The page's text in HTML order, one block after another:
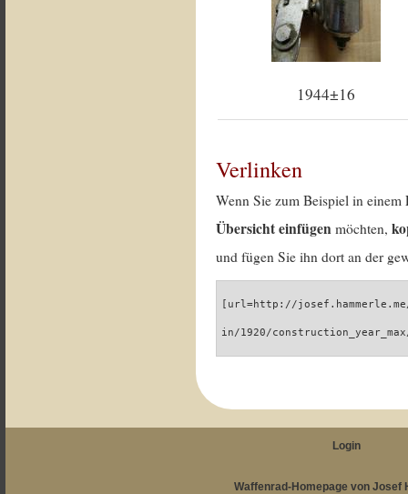
1944±16
Verlinken
Wenn Sie zum Beispiel in
Übersicht einfügen möchten,
und fügen Sie ihn dort an der
[url=http://
in/1920/
Login
Waffenrad-Homepage von Josef